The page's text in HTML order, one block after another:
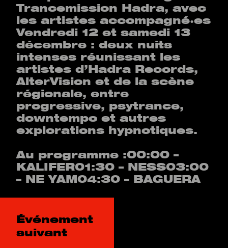
Trancemission Hadra, avec
les artistes accompagné·es
Vendredi 12 et samedi 13
décembre : deux nuits
intenses réunissant les
artistes d’Hadra Records,
AlterVision et de la scène
régionale, entre
progressive, psytrance,
downtempo et autres
explorations hypnotiques.
Au programme :00:00 –
KALIFER01:30 – NESS03:00
– NE YAM04:30 – BAGUERA
Événement
suivant